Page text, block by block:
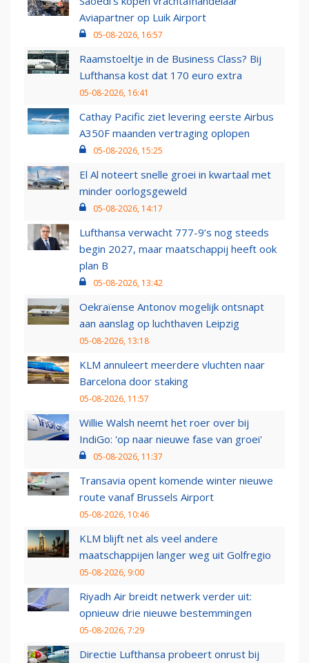
Aviapartner op Luik Airport
05-08-2026, 16:57
Raamstoeltje in de Business Class? Bij
Lufthansa kost dat 170 euro extra
05-08-2026, 16:41
Cathay Pacific ziet levering eerste Airbus
A350F maanden vertraging oplopen
05-08-2026, 15:25
El Al noteert snelle groei in kwartaal met
minder oorlogsgeweld
05-08-2026, 14:17
Lufthansa verwacht 777-9’s nog steeds
begin 2027, maar maatschappij heeft ook
plan B
05-08-2026, 13:42
Oekraïense Antonov mogelijk ontsnapt
aan aanslag op luchthaven Leipzig
05-08-2026, 13:18
KLM annuleert meerdere vluchten naar
Barcelona door staking
05-08-2026, 11:57
Willie Walsh neemt het roer over bij
IndiGo: 'op naar nieuwe fase van groei'
05-08-2026, 11:37
Transavia opent komende winter nieuwe
route vanaf Brussels Airport
05-08-2026, 10:46
KLM blijft net als veel andere
maatschappijen langer weg uit Golfregio
05-08-2026, 9:00
Riyadh Air breidt netwerk verder uit:
opnieuw drie nieuwe bestemmingen
05-08-2026, 7:29
Directie Lufthansa probeert onrust bij